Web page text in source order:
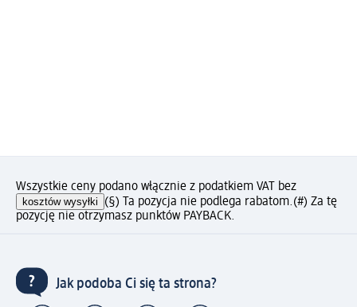
Wszystkie ceny podano włącznie z podatkiem VAT bez
kosztów wysyłki (§) Ta pozycja nie podlega rabatom.(#) Za tę
pozycję nie otrzymasz punktów PAYBACK.
Jak podoba Ci się ta strona?